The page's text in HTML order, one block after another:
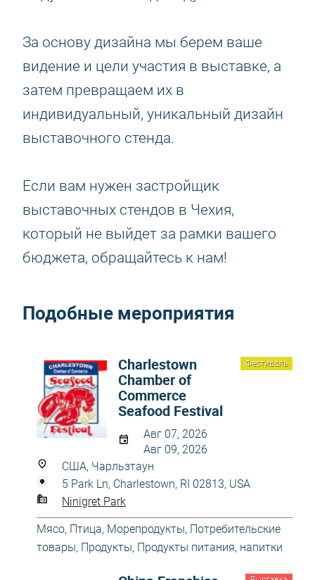
За основу дизайна мы берем ваше
видение и цели участия в выставке, а
затем превращаем их в
индивидуальный, уникальный дизайн
выставочного стенда.
Если вам нужен застройщик
выставочных стендов в Чехия,
который не выйдет за рамки вашего
бюджета, обращайтесь к нам!
Подобные мероприятия
Фестиваль
Charlestown
Chamber of
Commerce
Seafood Festival
Авг 07, 2026
Авг 09, 2026
США, Чарльзтаун
5 Park Ln, Charlestown, RI 02813, USA
Ninigret Park
Мясо, Птица, Морепродукты, Потребительские
товары, Продукты, Продукты питания, напитки